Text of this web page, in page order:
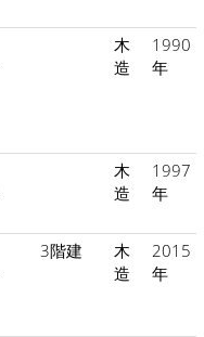
木
造
1990
年
木
造
1997
年
3階建
木
造
2015
年